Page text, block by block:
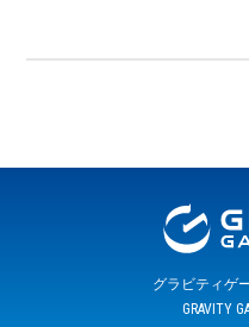
グラビティゲ
GRAVITY